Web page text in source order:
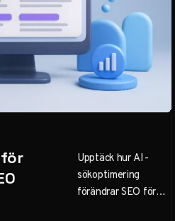
Upptäck hur AI-
sökoptimering
förändrar SEO för